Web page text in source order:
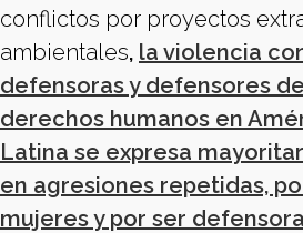
conflictos por proyectos
ambientales, la violencia
defensoras y defensores de
derechos humanos en
Latina se expresa
en agresiones repetidas,
mujeres y por ser